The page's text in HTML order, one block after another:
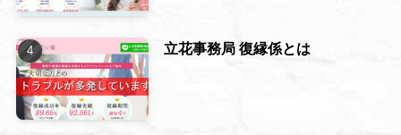
立花事務局 復縁係とは